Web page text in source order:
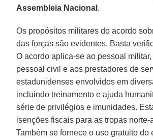
Assembleia Nacional .
Os propósitos militares do acordo
das forças são evidentes. Basta
O acordo aplica-se ao pessoal
pessoal civil e aos prestadores de
estadunidenses envolvidos em
incluindo treinamento e ajuda
série de privilégios e imunidades.
isenções fiscais para as tropas norte-
Também se fornece o uso gratuito do